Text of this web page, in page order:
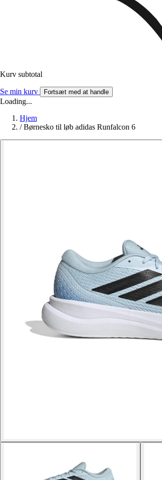
Kurv subtotal
Se min kurv Fortsæt med at handle
Loading...
Hjem
/ Børnesko til løb adidas Runfalcon 6